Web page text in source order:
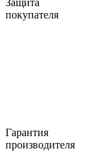
покупателя
Гарантия
производителя